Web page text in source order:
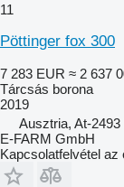
11
Pöttinger fox 300
7 283 EUR ≈ 2 637
Tárcsás borona
2019
Ausztria, At-2493
E-FARM GmbH
Kapcsolatfelvétel az